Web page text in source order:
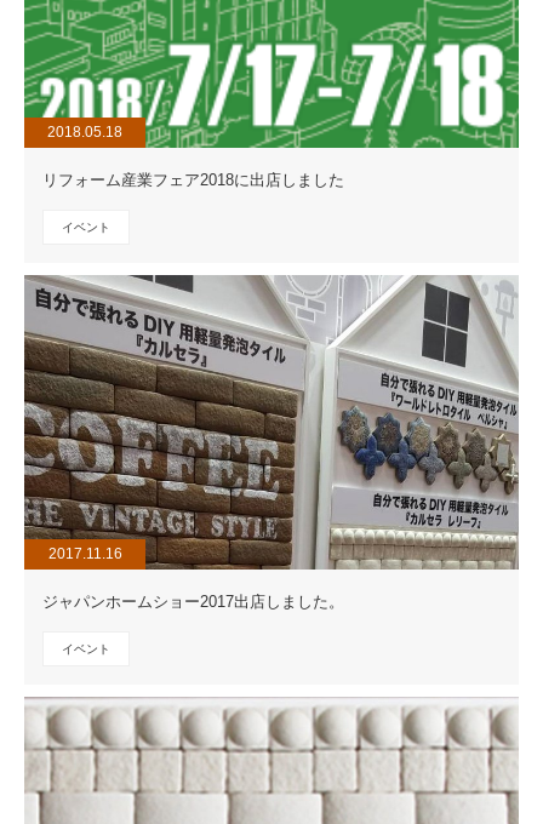
2018.05.18
リフォーム産業フェア2018に出店しました
イベント
2017.11.16
ジャパンホームショー2017出店しました。
イベント